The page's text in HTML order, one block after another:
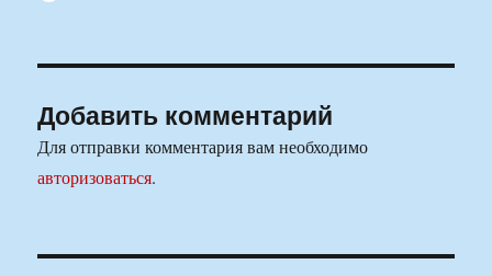
Добавить комментарий
Для отправки комментария вам необходимо
авторизоваться.